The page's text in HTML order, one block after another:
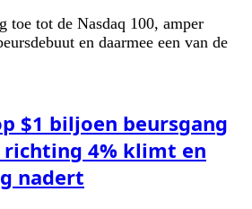
toe tot de Nasdaq 100, amper
en daarmee een van de
$1 biljoen beursgang
4% klimt en
nadert